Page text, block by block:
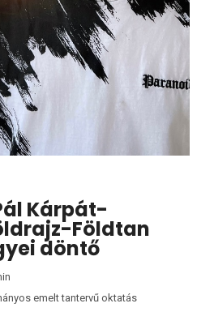
Kárpát-
Földtan
döntő
emelt tantervű oktatás